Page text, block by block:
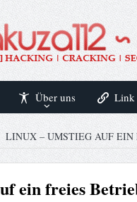
Über uns Link
LINUX – UMSTIEG AUF EIN
ein freies